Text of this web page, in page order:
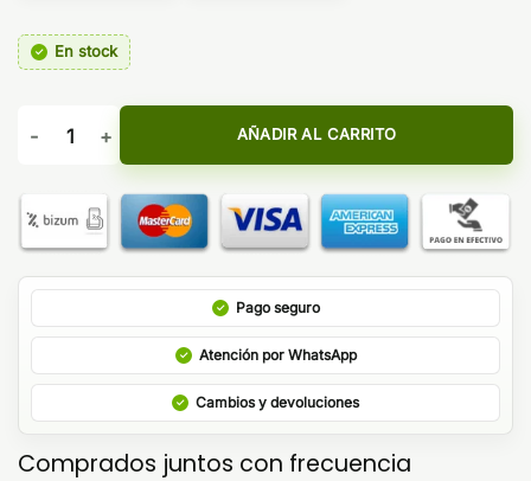
En stock
Oxva Xlim Pro 2 1300mAh cantidad
AÑADIR AL CARRITO
Pago seguro
Atención por WhatsApp
Cambios y devoluciones
Comprados juntos con frecuencia